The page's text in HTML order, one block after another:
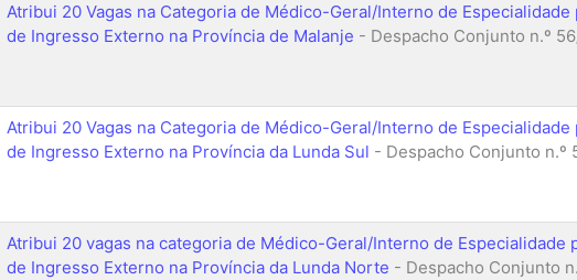
Atribui 20 Vagas na Categoria de Médico-Geral/Interno de
de Ingresso Externo na Província de Malanje - Despacho Conjunto n.º
Atribui 20 Vagas na Categoria de Médico-Geral/Interno de
de Ingresso Externo na Província da Lunda Sul - Despacho Conjunto n.º
Atribui 20 vagas na categoria de Médico-Geral/Interno de Especialidade
de Ingresso Externo na Província da Lunda Norte - Despacho Conjunto